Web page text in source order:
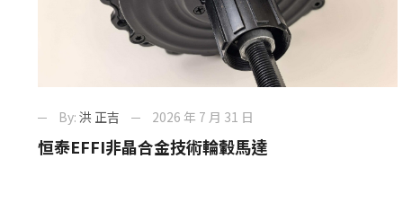
By: 洪 正吉 2026 年 7 月 31 日
恒泰EFFI非晶合金技術輪轂馬達